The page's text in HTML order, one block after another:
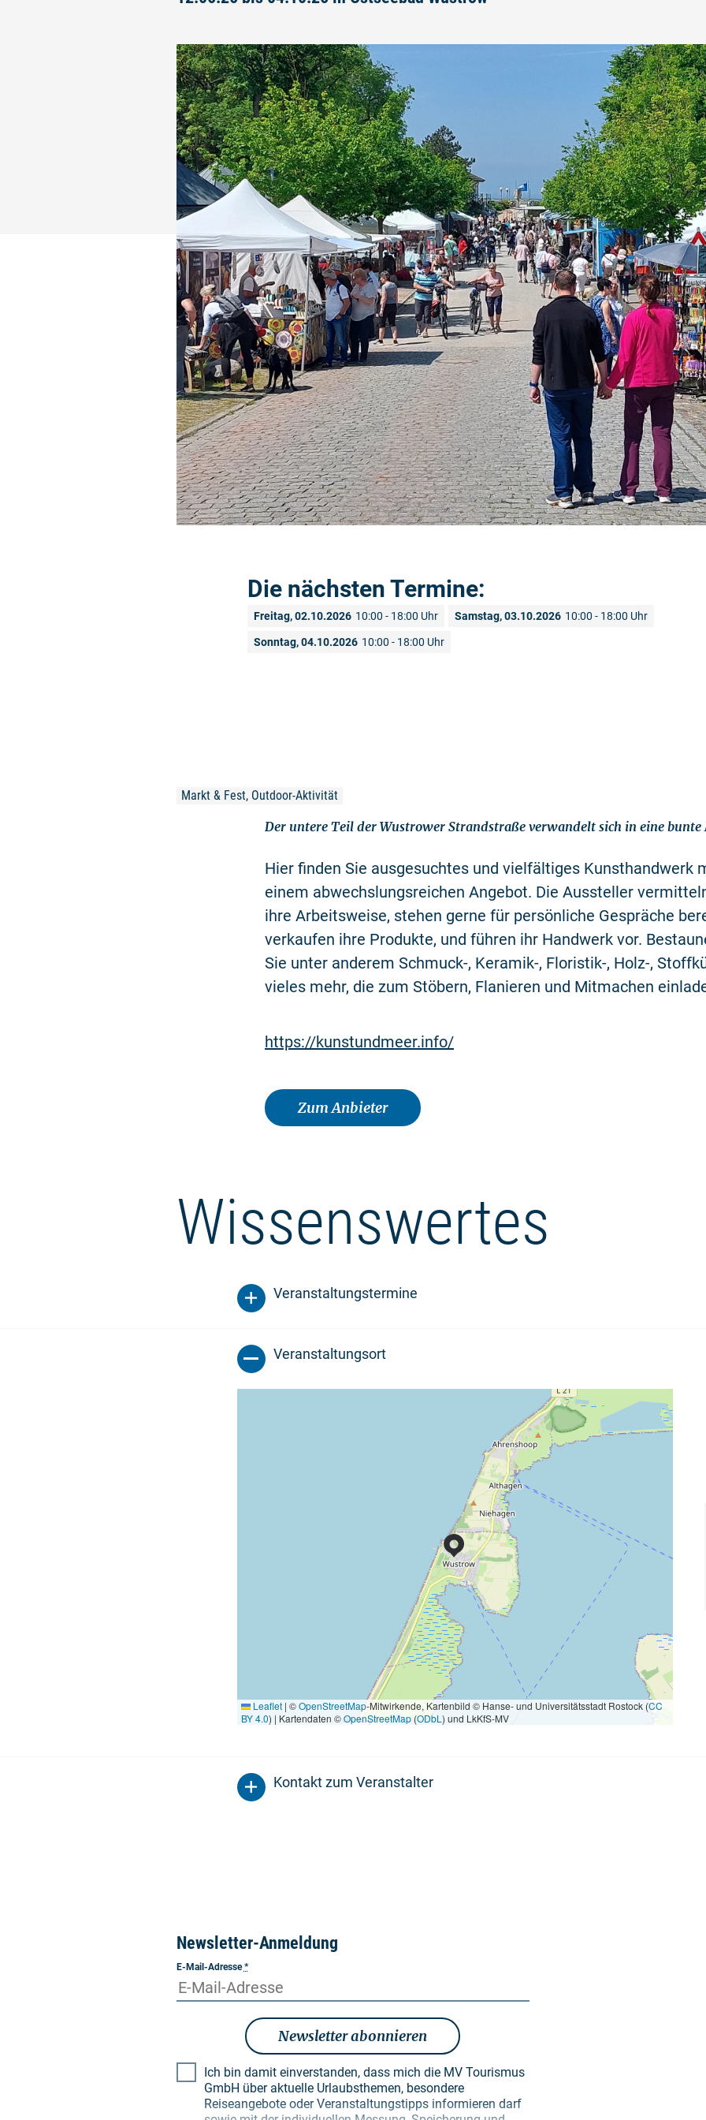
Die nächsten Termine:
Freitag, 02.10.2026 10:00 - 18:00 Uhr Samstag, 03.10.2026 10:00 - 18:00 Uhr
Sonntag, 04.10.2026 10:00 - 18:00 Uhr
Markt & Fest, Outdoor-Aktivität
Der untere Teil der Wustrower Strandstraße verwandelt sich in eine
Hier finden Sie ausgesuchtes und vielfältiges Kunsthandwerk
einem abwechslungsreichen Angebot. Die Aussteller
ihre Arbeitsweise, stehen gerne für persönliche Gespräche
verkaufen ihre Produkte, und führen ihr Handwerk vor.
Sie unter anderem Schmuck-, Keramik-, Floristik-, Holz-,
vieles mehr, die zum Stöbern, Flanieren und Mitmachen
https://kunstundmeer.info/
Zum Anbieter
Wissenswertes
Veranstaltungstermine
Veranstaltungsort
Leaflet | ©OpenStreetMap-Mitwirkende, Kartenbild © Hanse- und Universitätsstadt Rostock (CC
BY 4.0) | Kartendaten ©OpenStreetMap(ODbL) und LkKfS-MV
Kontakt zum Veranstalter
Newsletter-Anmeldung
E-Mail-Adresse*
Newsletter abonnieren
Ich bin damit einverstanden, dass mich die MV Tourismus
GmbH über aktuelle Urlaubsthemen, besondere
Reiseangebote oder Veranstaltungstipps informieren darf